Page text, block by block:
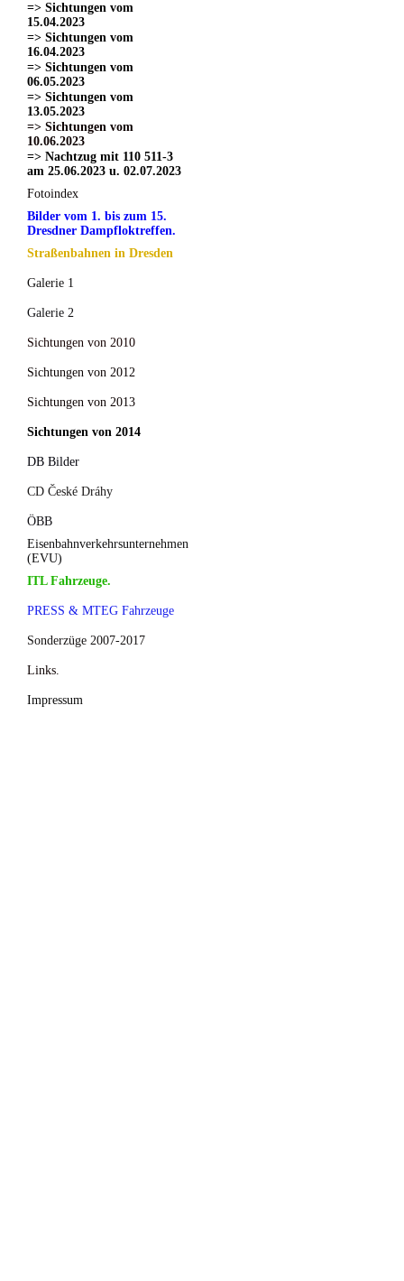
=> Sichtungen vom
15.04.2023
=> Sichtungen vom
16.04.2023
=> Sichtungen vom
06.05.2023
=> Sichtungen vom
13.05.2023
=> Sichtungen vom
10.06.2023
=> Nachtzug mit 110 511-3
am 25.06.2023 u. 02.07.2023
Fotoindex
Bilder vom 1. bis zum 15.
Dresdner Dampfloktreffen.
Straßenbahnen in Dresden
Galerie 1
Galerie 2
Sichtungen von 2010
Sichtungen von 2012
Sichtungen von 2013
Sichtungen von 2014
DB Bilder
CD České Dráhy
ÖBB
Eisenbahnverkehrsunternehmen
(EVU)
ITL Fahrzeuge.
PRESS & MTEG Fahrzeuge
Sonderzüge 2007-2017
Links.
Impressum